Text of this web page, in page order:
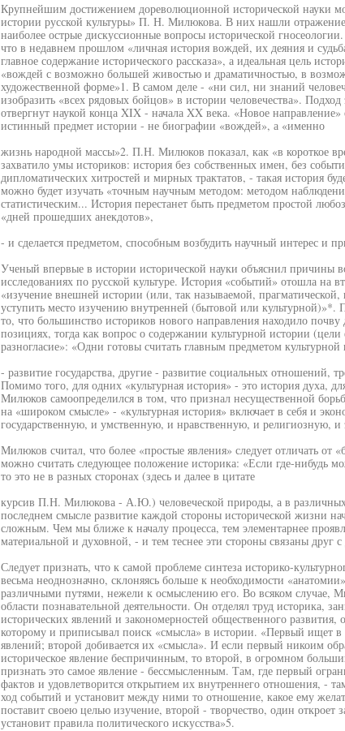
Крупнейшим достижением дореволюционной исторической науки
истории русской культуры» П. Н. Милюкова. В них нашли
наиболее острые дискуссионные вопросы исторической
что в недавнем прошлом «личная история вождей, их деяния и
главное содержание исторического рассказа», а идеальная цель
«вождей с возможно большей живостью и драматичностью, в
художественной форме»1. В самом деле - «ни сил, ни знаний
изобразить «всех рядовых бойцов» в истории человечества».
отвергнут наукой конца XIX - начала XX века. «Новое направление»
истинный предмет истории - не биографии «вождей», а «именно
жизнь народной массы»2. П.Н. Милюков показал, как «в короткое
захватило умы историков: история без собственных имен, без
дипломатических хитростей и мирных трактатов, - такая история
можно будет изучать «точным научным методом: методом
статистическим... История перестанет быть предметом простой
«дней прошедших анекдотов»,
- и сделается предметом, способным возбудить научный интерес и
Ученый впервые в истории исторической науки объяснил причины
исследованиях по русской культуре. История «событий» отошла на
«изучение внешней истории (или, так называемой,
уступить место изучению внутренней (бытовой или
то, что большинство историков нового направления находило
позициях, тогда как вопрос о содержании культурной истории
разногласие»: «Одни готовы считать главным предметом культурной
- развитие государства, другие - развитие социальных отношений,
Помимо того, для одних «культурная история» - это история духа,
Милюков самоопределился в том, что признал несущественной
на «широком смысле» - «культурная история» включает в себя и
государственную, и умственную, и нравственную, и религиозную, и
Милюков считал, что более «простые явления» следует отличать
можно считать следующее положение историка: «Если где-нибудь
то это не в разных сторонах (здесь и далее в цитате
курсив П.Н. Милюкова - А.Ю.) человеческой природы, а в различных
последнем смысле развитие каждой стороны исторической жизни
сложным. Чем мы ближе к началу процесса, тем элементарнее
материальной и духовной, - и тем теснее эти стороны связаны друг
Следует признать, что к самой проблеме синтеза историко-
весьма неоднозначно, склоняясь больше к необходимости
различными путями, нежели к осмыслению его. Во всяком случае,
области познавательной деятельности. Он отделял труд историка,
исторических явлений и закономерностей общественного развития,
которому и приписывал поиск «смысла» в истории. «Первый ищет в
явлений; второй добивается их «смысла». И если первый никоим
историческое явление беспричинным, то второй, в огромном
признать это самое явление - бессмысленным. Там, где первый
фактов и удовлетворится открытием их внутреннего отношения, -
ход событий и установит между ними то отношение, какое ему
поставит своею целью изучение, второй - творчество, один откроет
установит правила политического искусства»5.